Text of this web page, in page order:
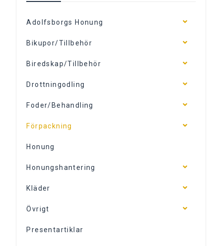
Adolfsborgs Honung
Bikupor/Tillbehör
Biredskap/Tillbehör
Drottningodling
Foder/Behandling
Förpackning
Honung
Honungshantering
Kläder
Övrigt
Presentartiklar